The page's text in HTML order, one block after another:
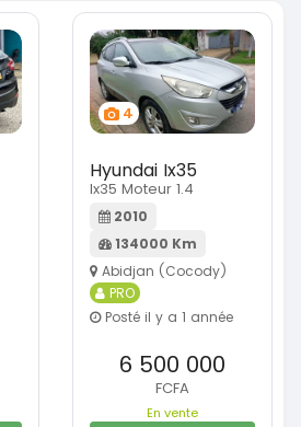
4
Hyundai Ix35
Ix35 Moteur 1.4
2010
134000 Km
Abidjan (Cocody)
PRO
Posté il y a 1 année
6 500 000
FCFA
En vente